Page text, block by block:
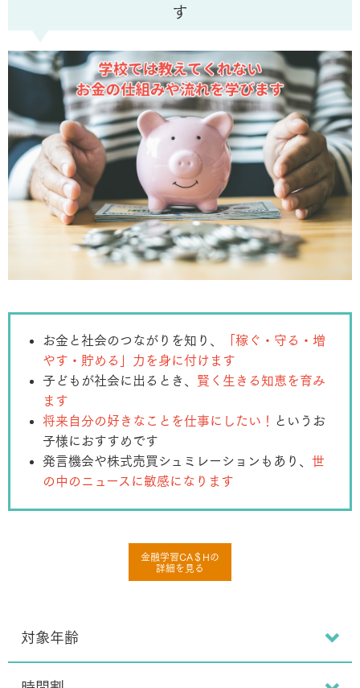
す
お金と社会のつながりを知り、
「稼ぐ・守る・増
やす・貯める」力を身に付けます
子どもが社会に出るとき、 賢く生きる知恵を育み
ます
将来自分の好きなことを仕事にしたい！
というお
子様におすすめです
発言機会や株式売買シュミレーションもあり、 世
の中のニュースに敏感になります
金融学習CA＄Hの
詳細を見る
対象年齢